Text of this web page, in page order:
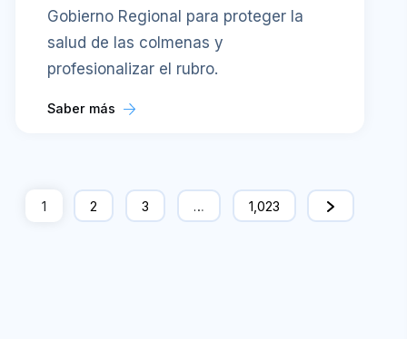
Gobierno Regional para proteger la
salud de las colmenas y
profesionalizar el rubro.
Saber más
1 2 3 … 1,023